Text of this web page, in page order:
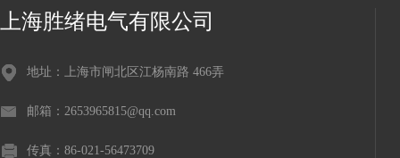
上海胜绪电气有限公司
地址：上海市闸北区江杨南路 466弄
邮箱：2653965815@qq.com
传真：86-021-56473709